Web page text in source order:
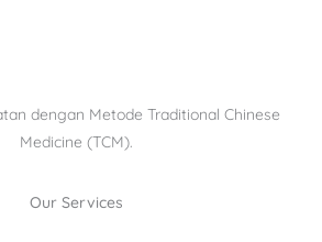
dengan Metode Traditional Chinese
Medicine (TCM).
Our Services